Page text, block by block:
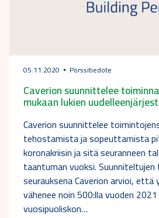
05.11.2020 Pörssitiedote
Caverion suunnittelee
mukaan lukien
Caverion suunnittelee
tehostamista ja sopeuttamista
koronakriisin ja sitä seuranneen
taantuman vuoksi.
seurauksena Caverion arvioi,
vähenee noin 500:lla vuoden
vuosipuoliskon…